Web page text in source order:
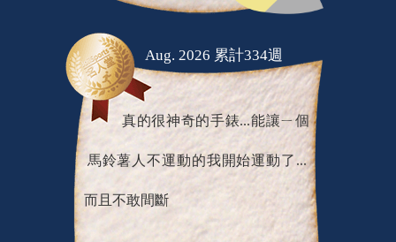
真的很神奇的手錶...能讓ㄧ個
馬鈴薯人不運動的我開始運動了...